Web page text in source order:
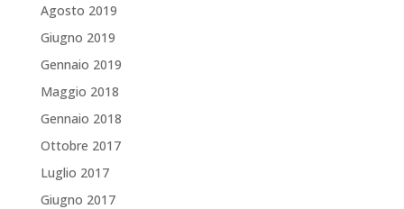
Agosto 2019
Giugno 2019
Gennaio 2019
Maggio 2018
Gennaio 2018
Ottobre 2017
Luglio 2017
Giugno 2017